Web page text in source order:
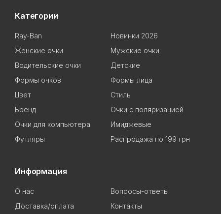
Категории
Ray-Ban
Новинки 2026
Женские очки
Мужские очки
Водительские очки
Детские
Формы очков
Формы лица
Цвет
Стиль
Бренд
Очки с поляризацией
Очки для компьютера
Имиджевые
Футляры
Распродажа по 199 грн
Информация
О нас
Вопросы-ответы
Доставка/оплата
Контакты